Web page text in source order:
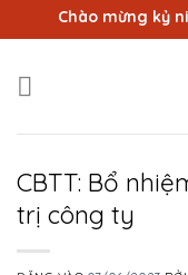
qua
dung
Chào mừng kỷ
CBTT: Bổ
trị công ty